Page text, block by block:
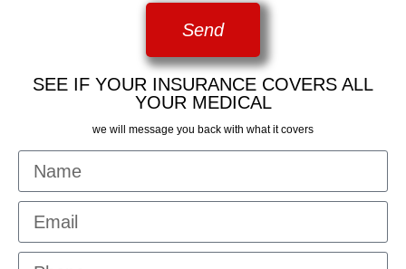
Send
SEE IF YOUR INSURANCE COVERS ALL
YOUR MEDICAL
we will message you back with what it covers